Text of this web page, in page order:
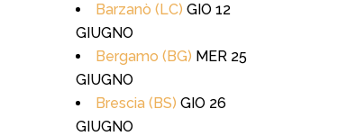
Barzanò (LC) GIO 12
GIUGNO
Bergamo (BG) MER 25
GIUGNO
Brescia (BS) GIO 26
GIUGNO